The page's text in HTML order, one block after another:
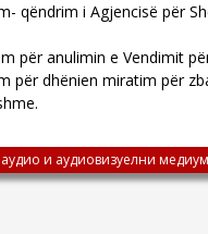
qëndrim i Agjencisë për
për anulimin e Vendimit
për dhënien miratim për
и аудиовизуелни